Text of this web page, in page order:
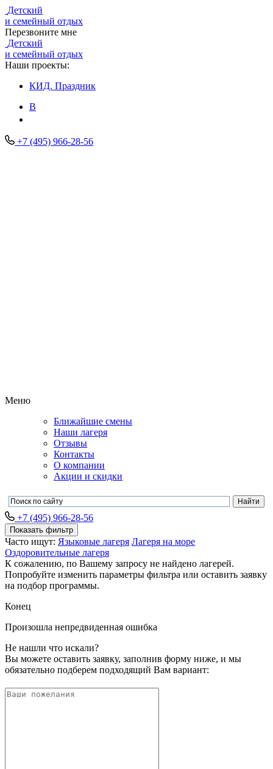
Детский
и семейный отдых
Перезвоните мне
Детский
и семейный отдых
Наши проекты:
КИД. Праздник
В
+7 (495) 966-28-56
Меню
Ближайшие смены
Наши лагеря
Отзывы
Контакты
О компании
Акции и скидки
+7 (495) 966-28-56
Показать фильтр
Часто ищут: Языковые лагеря Лагеря на море
Оздоровительные лагеря
К сожалению, по Вашему запросу не найдено лагерей.
Попробуйте изменить параметры фильтра или оставить заявку
на подбор программы.
Конец
Произошла непредвиденная ошибка
Не нашли что искали?
Вы можете оставить заявку, заполнив форму ниже, и мы
обязательно подберем подходящий Вам вариант: